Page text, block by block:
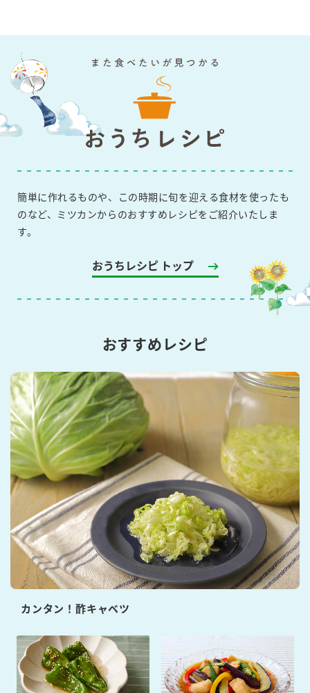
簡単に作れるものや、この時期に旬を迎える食材を使ったも
のなど、ミツカンからのおすすめレシピをご紹介いたしま
す。
おうちレシピ トップ
おすすめレシピ
カンタン！酢キャベツ